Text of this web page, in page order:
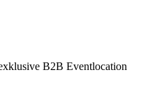
B2B Eventlocation